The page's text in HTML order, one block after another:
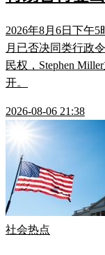
2026年8月6日下午
月已否决同类行政
民权，Stephen
开。
2026-08-06 21:38
社会热点